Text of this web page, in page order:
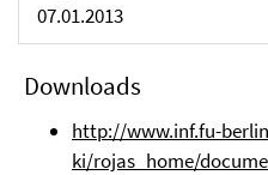
07.01.2013
Downloads
http://www.inf.fu-
ki/rojas_home/